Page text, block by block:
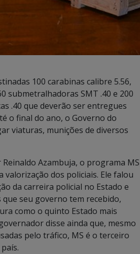
100 carabinas calibre 5.56,
submetralhadoras SMT .40 e 200
.40 que deverão ser entregues
o final do ano, o Governo do
viaturas, munições de diversos
Azambuja, o programa MS
valorização dos policiais. Ele falou
da carreira policial no Estado e
que seu governo tem recebido,
como o quinto Estado mais
disse ainda que, mesmo
pelo tráfico, MS é o terceiro